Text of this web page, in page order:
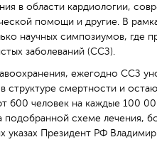
в области кардиологии,
помощи и другие. В
научных симпозиумов, где
заболеваний (ССЗ).
ежегодно ССЗ
структуре смертности и
600 человек на каждые 100
подобранной схеме лечения,
Президент РФ